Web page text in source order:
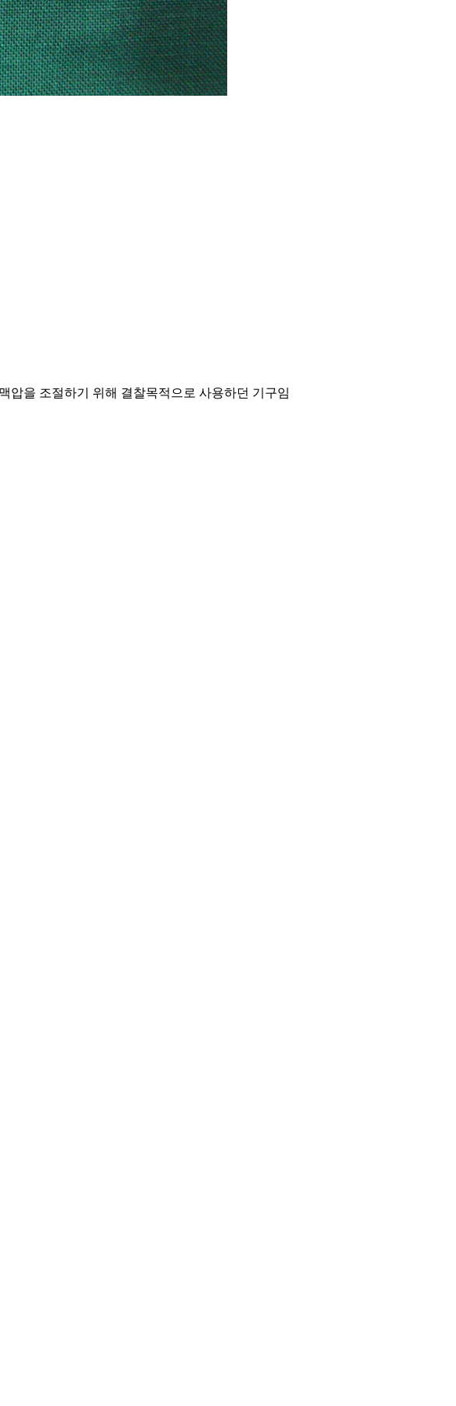
압을 조절하기 위해 결찰목적으로 사용하던 기구임